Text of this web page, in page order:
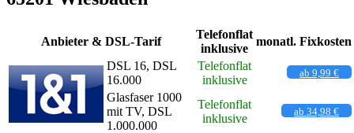
Anbieter & DSL-Tarif
Telefonflat
inklusive
monatl. Fixkosten
DSL 16, DSL
16.000
Telefonflat
inklusive
ab 9,99 €
Glasfaser 1000
mit TV, DSL
1.000.000
Telefonflat
inklusive
ab 34,98 €